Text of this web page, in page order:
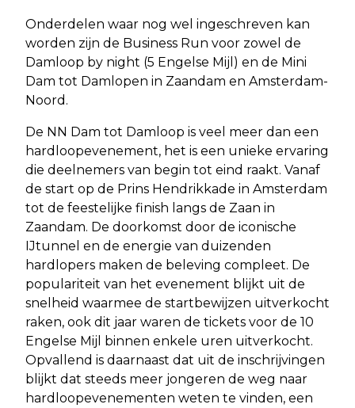
Onderdelen waar nog wel ingeschreven kan
worden zijn de Business Run voor zowel de
Damloop by night (5 Engelse Mijl) en de Mini
Dam tot Damlopen in Zaandam en Amsterdam-
Noord.
De NN Dam tot Damloop is veel meer dan een
hardloopevenement, het is een unieke ervaring
die deelnemers van begin tot eind raakt. Vanaf
de start op de Prins Hendrikkade in Amsterdam
tot de feestelijke finish langs de Zaan in
Zaandam. De doorkomst door de iconische
IJtunnel en de energie van duizenden
hardlopers maken de beleving compleet. De
populariteit van het evenement blijkt uit de
snelheid waarmee de startbewijzen uitverkocht
raken, ook dit jaar waren de tickets voor de 10
Engelse Mijl binnen enkele uren uitverkocht.
Opvallend is daarnaast dat uit de inschrijvingen
blijkt dat steeds meer jongeren de weg naar
hardloopevenementen weten te vinden, een